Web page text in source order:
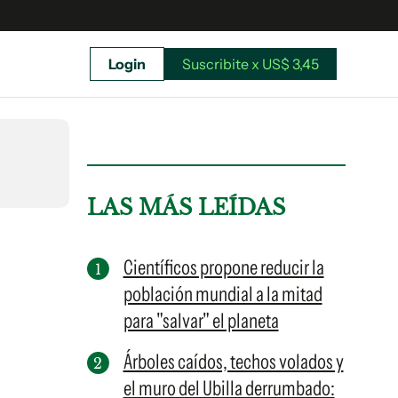
Suscribite x US$ 3,45
Login Suscribite x US$ 3,45
LAS MÁS LEÍDAS
Científicos propone reducir la
población mundial a la mitad
para "salvar" el planeta
Árboles caídos, techos volados y
el muro del Ubilla derrumbado: